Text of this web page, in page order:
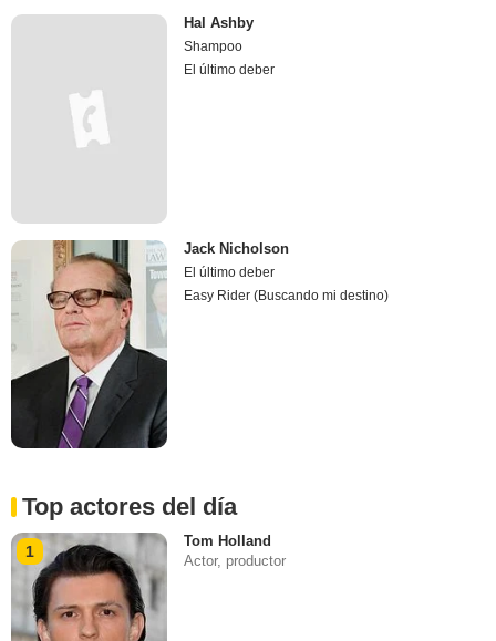
Hal Ashby
Shampoo
El último deber
Jack Nicholson
El último deber
Easy Rider (Buscando mi destino)
Top actores del día
1
Tom Holland
Actor, productor